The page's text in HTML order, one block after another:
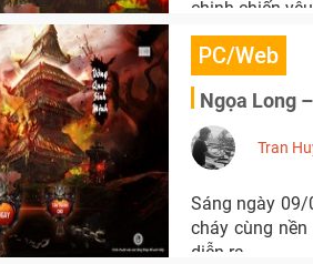
chinh chiến
PC/Web
Ngọa Long
Tran
Sáng ngày
cháy cùng
diễn ra.